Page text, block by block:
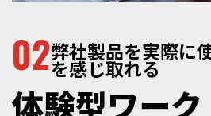
02弊社製品を実際に
を感じ取れる
体験型ワーク